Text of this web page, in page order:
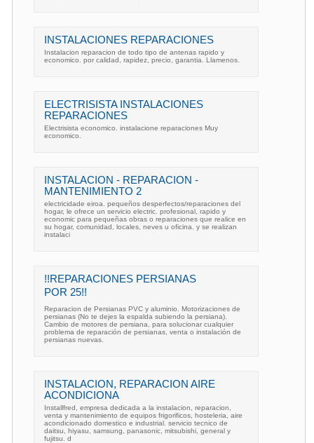
INSTALACIONES REPARACIONES
Instalacion reparacion de todo tipo de antenas rapido y
economico. por calidad, rapidez, precio, garantia. Llamenos.
ELECTRISISTA INSTALACIONES
REPARACIONES
Electrisista economico. instalacione reparaciones Muy
economico.
INSTALACION - REPARACION -
MANTENIMIENTO 2
electricidade eiroa. pequeños desperfectos/reparaciones del
hogar, le ofrece un servicio electric. profesional, rapido y
economic para pequeñas obras o reparaciones que realice en
su hogar, comunidad, locales, neves u oficina. y se realizan
instalaci
!!REPARACIONES PERSIANAS
POR 25!!
Reparacion de Persianas PVC y aluminio. Motorizaciones de
persianas (No te dejes la espalda subiendo la persiana).
Cambio de motores de persiana, para solucionar cualquier
problema de reparación de persianas, venta o instalación de
persianas nuevas.
INSTALACION, REPARACION AIRE
ACONDICIONA
Installfred, empresa dedicada a la instalacion, reparacion,
venta y mantenimiento de equipos frigorificos, hosteleria, aire
acondicionado domestico e industrial. servicio tecnico de
daitsu, hiyasu, samsung, panasonic, mitsubishi, general y
fujitsu. d